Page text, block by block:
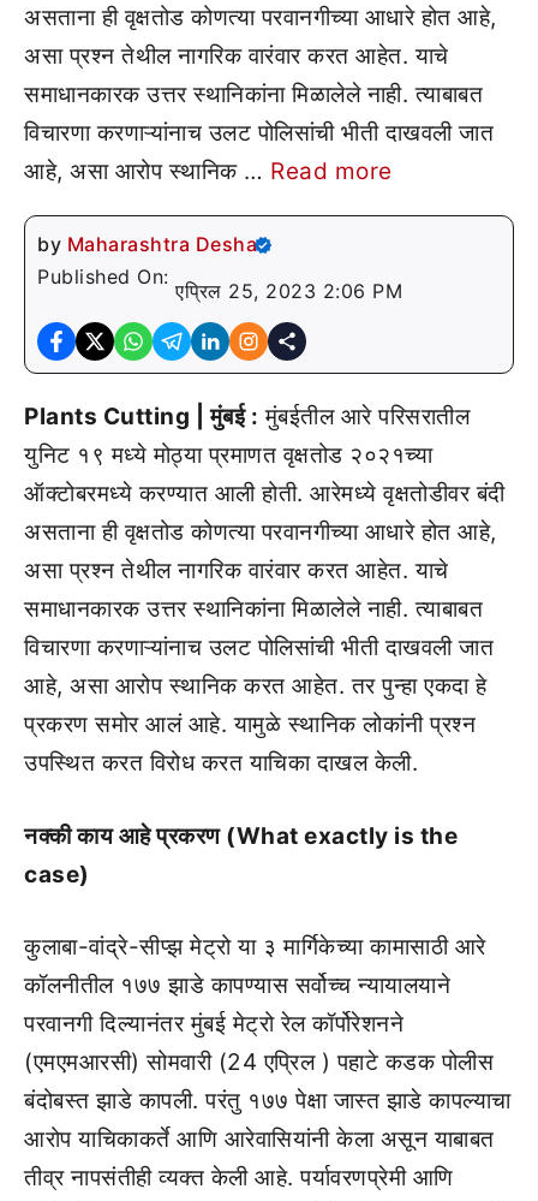
असताना ही वृक्षतोड कोणत्या परवानगीच्या आधारे होत आहे,
असा प्रश्न तेथील नागरिक वारंवार करत आहेत. याचे
समाधानकारक उत्तर स्थानिकांना मिळालेले नाही. त्याबाबत
विचारणा करणाऱ्यांनाच उलट पोलिसांची भीती दाखवली जात
आहे, असा आरोप स्थानिक … Read more
by Maharashtra Desha
Published On:
एप्रिल 25, 2023 2:06 PM
Plants Cutting | मुंबई : मुंबईतील आरे परिसरातील
युनिट १९ मध्ये मोठ्या प्रमाणत वृक्षतोड २०२१च्या
ऑक्टोबरमध्ये करण्यात आली होती. आरेमध्ये वृक्षतोडीवर बंदी
असताना ही वृक्षतोड कोणत्या परवानगीच्या आधारे होत आहे,
असा प्रश्न तेथील नागरिक वारंवार करत आहेत. याचे
समाधानकारक उत्तर स्थानिकांना मिळालेले नाही. त्याबाबत
विचारणा करणाऱ्यांनाच उलट पोलिसांची भीती दाखवली जात
आहे, असा आरोप स्थानिक करत आहेत. तर पुन्हा एकदा हे
प्रकरण समोर आलं आहे. यामुळे स्थानिक लोकांनी प्रश्न
उपस्थित करत विरोध करत याचिका दाखल केली.
नक्की काय आहे प्रकरण (What exactly is the
case)
कुलाबा-वांद्रे-सीप्झ मेट्रो या ३ मार्गिकेच्या कामासाठी आरे
कॉलनीतील १७७ झाडे कापण्यास सर्वोच्च न्यायालयाने
परवानगी दिल्यानंतर मुंबई मेट्रो रेल कॉर्पोरेशनने
(एमएमआरसी) सोमवारी (24 एप्रिल ) पहाटे कडक पोलीस
बंदोबस्त झाडे कापली. परंतु १७७ पेक्षा जास्त झाडे कापल्याचा
आरोप याचिकाकर्ते आणि आरेवासियांनी केला असून याबाबत
तीव्र नापसंतीही व्यक्त केली आहे. पर्यावरणप्रेमी आणि